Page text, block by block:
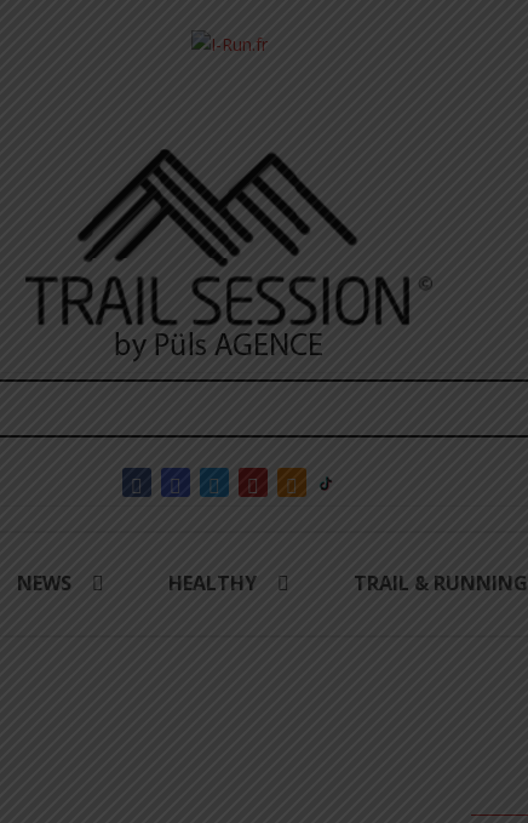
NEWS HEALTHY TRAIL & RUNNING